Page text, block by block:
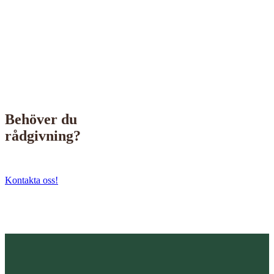
Behöver du
rådgivning?
Kontakta oss!